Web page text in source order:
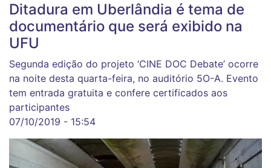
Ditadura em Uberlândia é tema de
documentário que será exibido na
UFU
Segunda edição do projeto ‘CINE DOC Debate’ ocorre
na noite desta quarta-feira, no auditório 5O-A. Evento
tem entrada gratuita e confere certificados aos
participantes
07/10/2019 - 15:54